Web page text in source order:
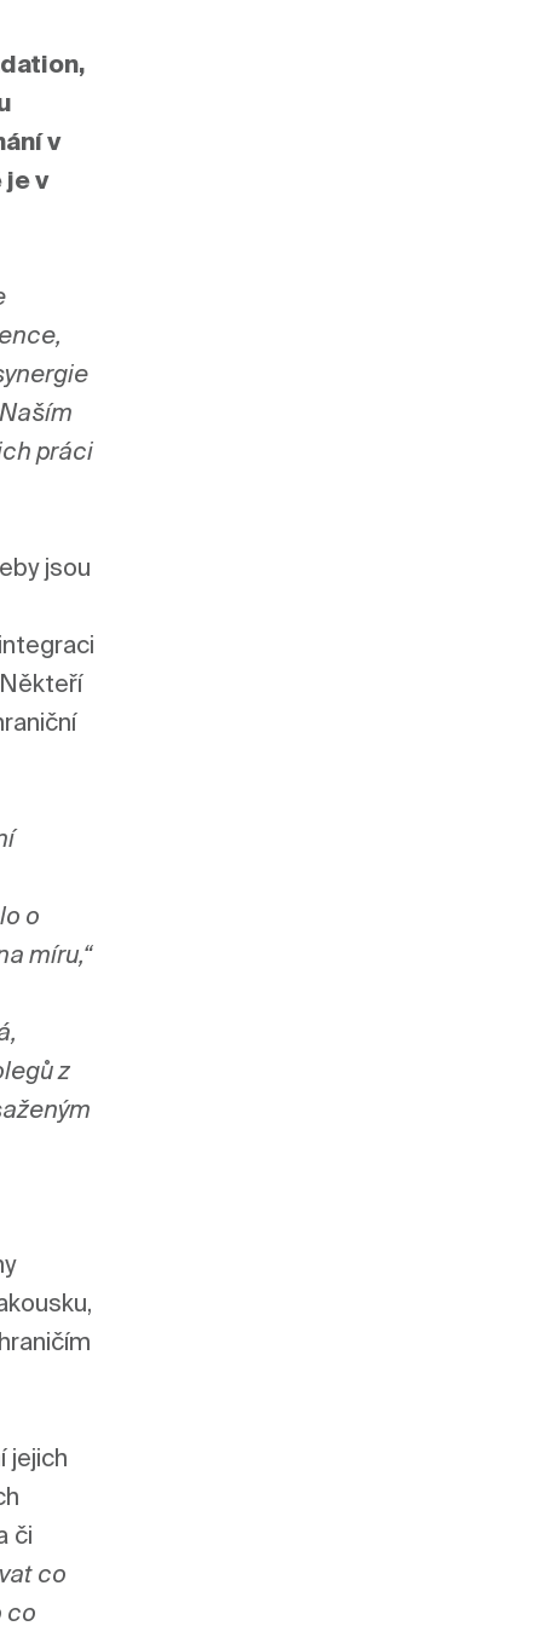
v
je v
práci
jsou
o
míru,“
z
jejich
či
co
co